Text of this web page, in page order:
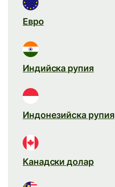
Евро
Индийска рупия
Индонезийска рупия
Канадски долар